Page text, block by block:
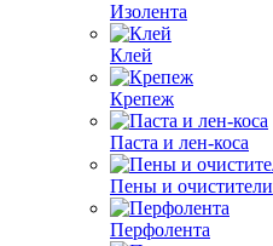
Изолента
Клей
Крепеж
Паста и лен-коса
Пены и очистители
Перфолента